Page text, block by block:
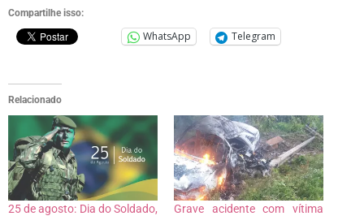
Compartilhe isso:
WhatsApp Telegram
Relacionado
25 de agosto: Dia do Soldado,
Grave acidente com vítima